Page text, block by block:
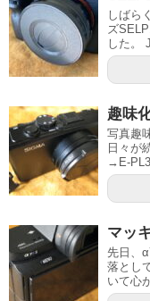
しばら
ズ
した。
趣味
写真趣
日々が
→E-
マッ
先日、
落とし
いて心